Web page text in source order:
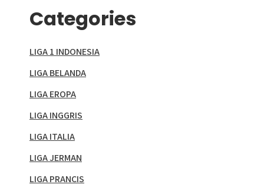
Categories
LIGA 1 INDONESIA
LIGA BELANDA
LIGA EROPA
LIGA INGGRIS
LIGA ITALIA
LIGA JERMAN
LIGA PRANCIS